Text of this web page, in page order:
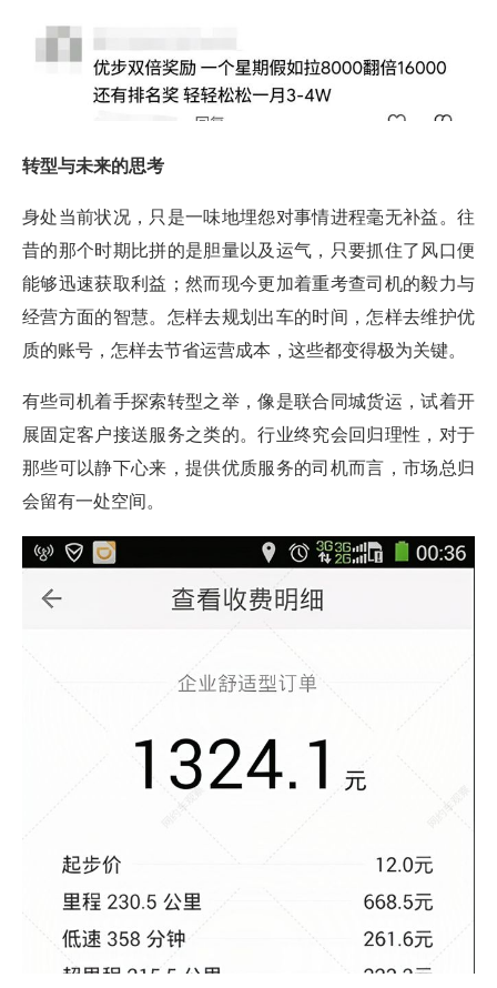
转型与未来的思考
身处当前状况，只是一味地埋怨对事情进程毫无补益。往
昔的那个时期比拼的是胆量以及运气，只要抓住了风口便
能够迅速获取利益；然而现今更加着重考查司机的毅力与
经营方面的智慧。怎样去规划出车的时间，怎样去维护优
质的账号，怎样去节省运营成本，这些都变得极为关键。
有些司机着手探索转型之举，像是联合同城货运，试着开
展固定客户接送服务之类的。行业终究会回归理性，对于
那些可以静下心来，提供优质服务的司机而言，市场总归
会留有一处空间。